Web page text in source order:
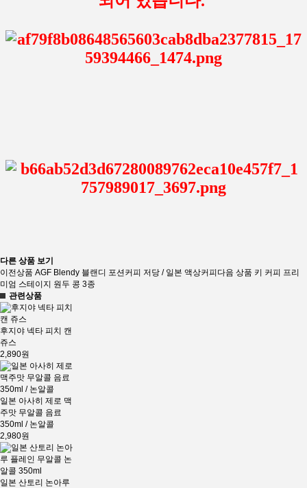
다른 상품 보기
이전상품 AGF Blendy 블랜디 포션커피 저당 / 일본 액상커피 다음 상품 키 커피 프리
미엄 스테이지 원두 콩 3종
관련상품
후지야 넥타 피치 캔
쥬스
2,890원
일본 아사히 제로 맥
주맛 무알콜 음료
350ml / 논알콜
2,980원
일본 산토리 논아루